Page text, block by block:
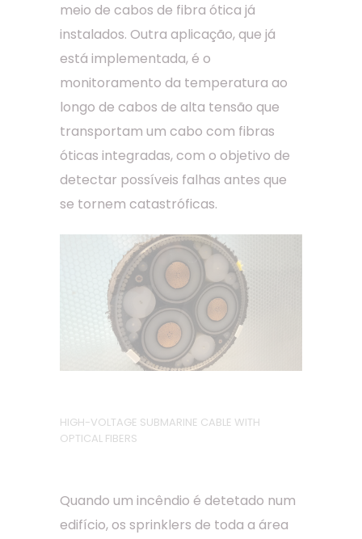
meio de cabos de fibra ótica já
instalados. Outra aplicação, que já
está implementada, é o
monitoramento da temperatura ao
longo de cabos de alta tensão que
transportam um cabo com fibras
óticas integradas, com o objetivo de
detectar possíveis falhas antes que
se tornem catastróficas.
HIGH-VOLTAGE SUBMARINE CABLE WITH
OPTICAL FIBERS
Quando um incêndio é detetado num
edifício, os sprinklers de toda a área